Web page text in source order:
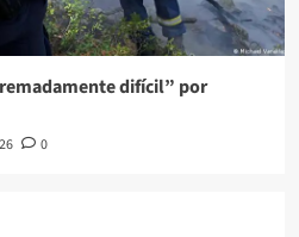
difícil” por
0